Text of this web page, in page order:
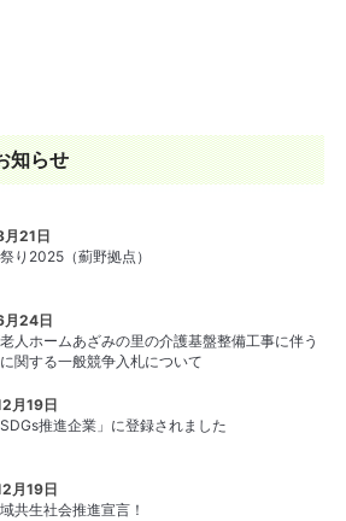
知らせ
21日
り2025（薊野拠点）
24日
人ホームあざみの里の介護基盤整備工事に伴う
関する一般競争入札について
月19日
SDGs推進企業」に登録されました
月19日
共生社会推進宣言！